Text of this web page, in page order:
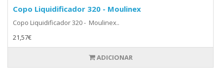
Copo Liquidificador 320 - Moulinex
Copo Liquidificador 320 - Moulinex..
21,57€
ADICIONAR